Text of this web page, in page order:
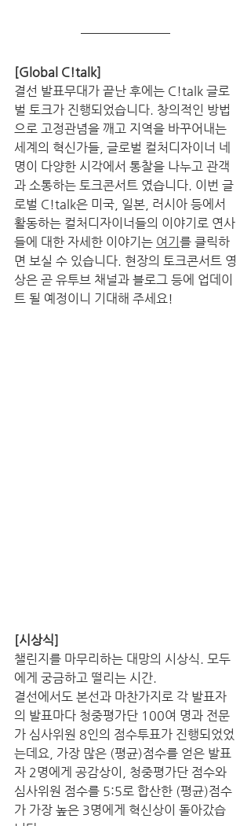
[Global C!talk]
결선 발표무대가 끝난 후에는 C!talk 글로
벌 토크가 진행되었습니다. 창의적인 방법
으로 고정관념을 깨고 지역을 바꾸어내는
세계의 혁신가들, 글로벌 컬처디자이너 네
명이 다양한 시각에서 통찰을 나누고 관객
과 소통하는 토크콘서트 였습니다. 이번 글
로벌 C!talk은 미국, 일본, 러시아 등에서
활동하는 컬처디자이너들의 이야기로 연사
들에 대한 자세한 이야기는 여기 를 클릭하
면 보실 수 있습니다. 현장의 토크콘서트 영
상은 곧 유투브 채널과 블로그 등에 업데이
트 될 예정이니 기대해 주세요!
[시상식]
챌린지를 마무리하는 대망의 시상식. 모두
에게 궁금하고 떨리는 시간.
결선에서도 본선과 마찬가지로 각 발표자
의 발표마다 청중평가단 100여 명과 전문
가 심사위원 8인의 점수투표가 진행되었었
는데요, 가장 많은 (평균)점수를 얻은 발표
자 2명에게 공감상이, 청중평가단 점수와
심사위원 점수를 5:5로 합산한 (평균)점수
가 가장 높은 3명에게 혁신상이 돌아갔습